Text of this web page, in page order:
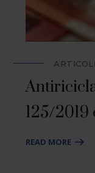
ARTICOLI
125/
READ MORE